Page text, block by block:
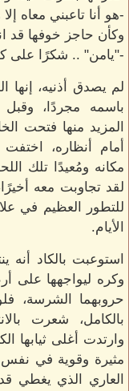
-هو أنا تاعبني معاه
وكأن حاجز خوفها قد
-"يامن" .. شكرًا على
لم يصدق أذنيه، إنها
باسمه مجردًا، وقبل
المزيد منها فتحت
أمام أنظاره،
مكانه ومُعيدًا تلك
لقد تجاوبت معه
للتطور العظيم في
الأيام.
استوعبت بالكاد
وكره ليواجهها على
حروبهما الشرسة،
بالكامل، شعرت
وارتدت أغلى ثيابها
مثيرة وقوية في نفس
العاري الذي يغطي